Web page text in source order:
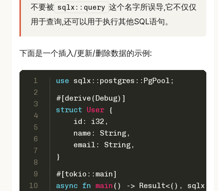
不要被 sqlx::query 这个名字所误导,它不仅仅
用于查询,还可以用于执行其他SQL语句。
下面是一个插入/更新/删除数据的示例:
1
2
3
4
5
6
7
8
9
10
use sqlx::postgres::PgPool;
#[derive(Debug)]
struct
User {
    id:
i32 ,
    name:
String ,
    email:
String ,
}
#[tokio::main]
async
fn main () -> Result<(),